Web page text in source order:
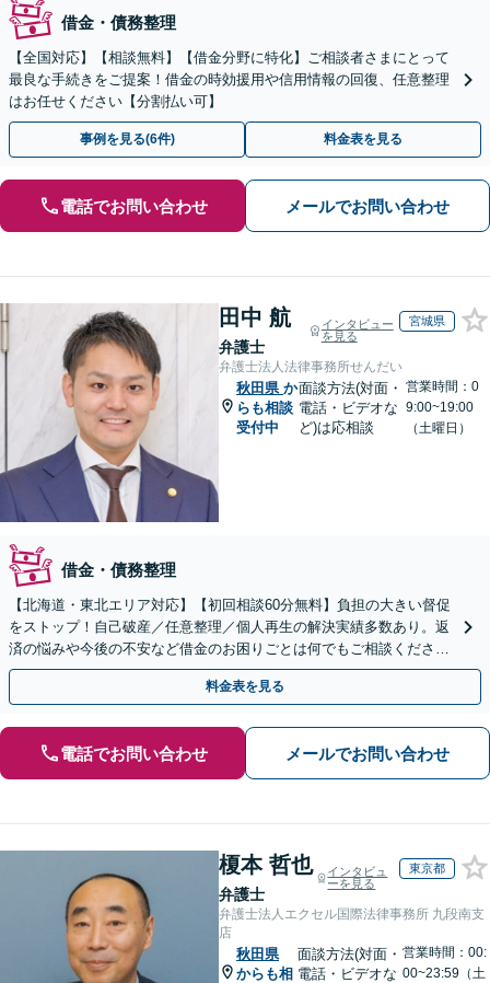
借金・債務整理
【全国対応】【相談無料】【借金分野に特化】ご相談者さまにとって
最良な手続きをご提案！借金の時効援用や信用情報の回復、任意整理
はお任せください【分割払い可】
事例を見る(6件) 料金表を見る
電話でお問い合わせ メールでお問い合わせ
田中 航
弁護士
インタビュー
を見る
宮城県
弁護士法人法律事務所せんだい
秋田県 か
らも相談
受付中
面談方法(対面・
電話・ビデオな
ど)は応相談
営業時間：0
9:00~19:00
（土曜日）
借金・債務整理
【北海道・東北エリア対応】【初回相談60分無料】負担の大きい督促
をストップ！自己破産／任意整理／個人再生の解決実績多数あり。返
済の悩みや今後の不安など借金のお困りごとは何でもご相談くださ
い。依頼者さまにとって最善の解決をご提案【土曜も営業】
料金表を見る
電話でお問い合わせ メールでお問い合わせ
榎本 哲也
弁護士
インタビュ
ーを見る
東京都
弁護士法人エクセル国際法律事務所 九段南支
店
秋田県
からも相
面談方法(対面・
電話・ビデオな
営業時間：00:
00~23:59（土